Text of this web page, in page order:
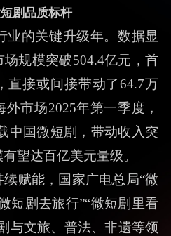
剧品质标杆
业的关键升级年。数据显
规模突破504.4亿元，首
直接或间接带动了64.7万
市场2025年第一季度，
中国微短剧，带动收入突
望达百亿美元量级。
赋能，国家广电总局“微
短剧去旅行”“微短剧里看
与文旅、普法、非遗等领